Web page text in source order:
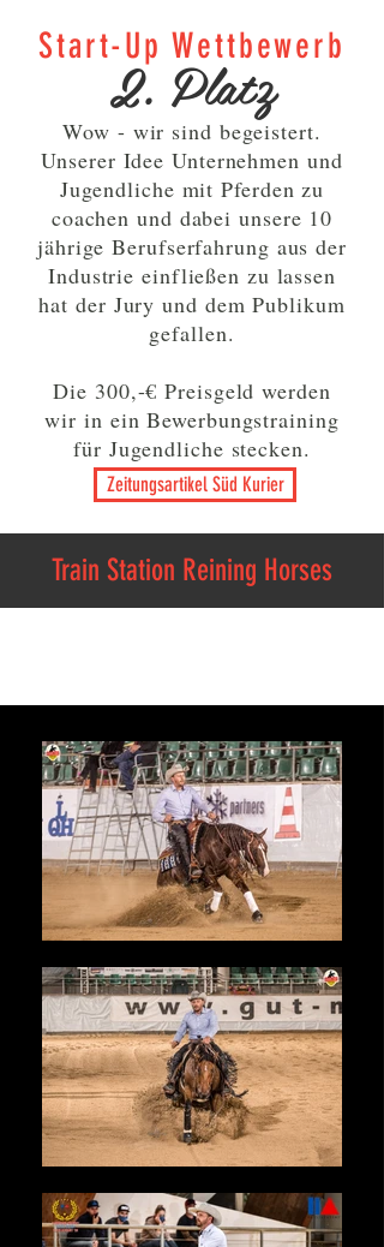
Start-Up Wettbewerb
2. Platz
Wow - wir sind begeistert.
Unserer Idee Unternehmen und
Jugendliche mit Pferden zu
coachen und dabei unsere 10
jährige Berufserfahrung aus der
Industrie einfließen zu lassen
hat der Jury und dem Publikum
gefallen.
Die 300,-€ Preisgeld werden
wir in ein Bewerbungstraining
für Jugendliche stecken.
Zeitungsartikel Süd Kurier
Train Station Reining Horses